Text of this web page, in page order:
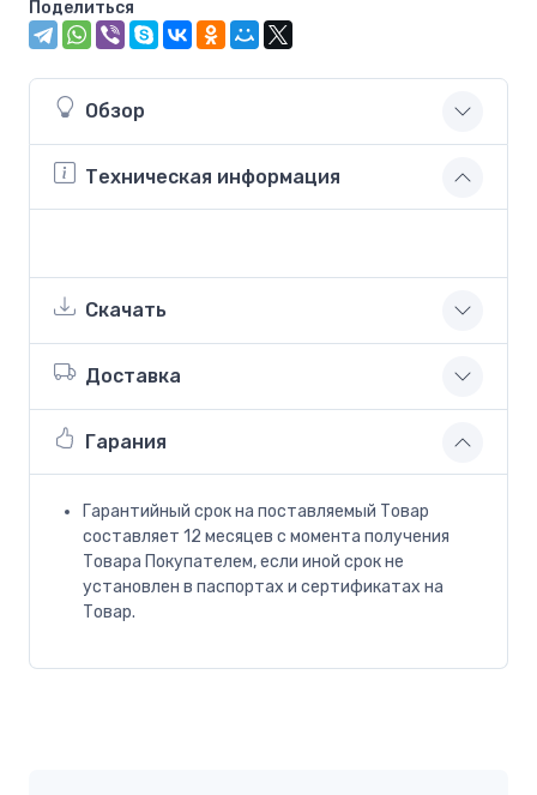
Поделиться
Обзор
Техническая информация
Скачать
Доставка
Гарания
Гарантийный срок на поставляемый Товар
составляет 12 месяцев с момента получения
Товара Покупателем, если иной срок не
установлен в паспортах и сертификатах на
Товар.